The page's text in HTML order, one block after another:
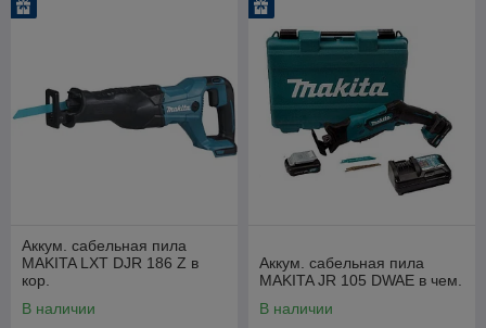
Аккум. сабельная пила
MAKITA LXT DJR 186 Z в
кор.
В наличии
Аккум. сабельная пила
MAKITA JR 105 DWAE в чем.
В наличии